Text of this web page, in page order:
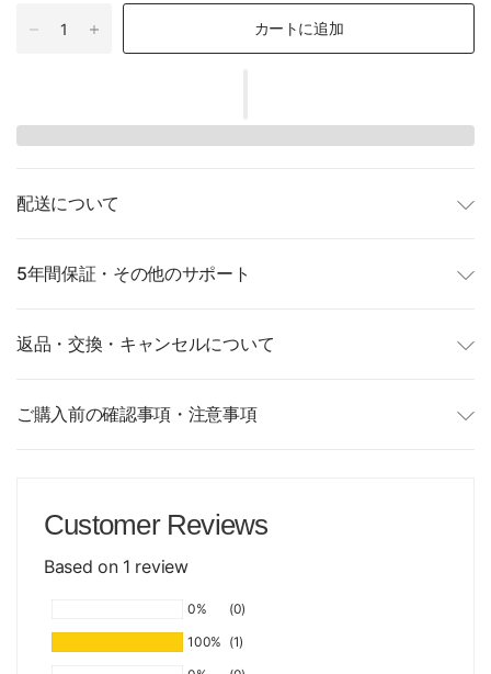
カートに追加
配送について
5年間保証・その他のサポート
返品・交換・キャンセルについて
ご購入前の確認事項・注意事項
Customer Reviews
Based on 1 review
0%
(0)
100% (1)